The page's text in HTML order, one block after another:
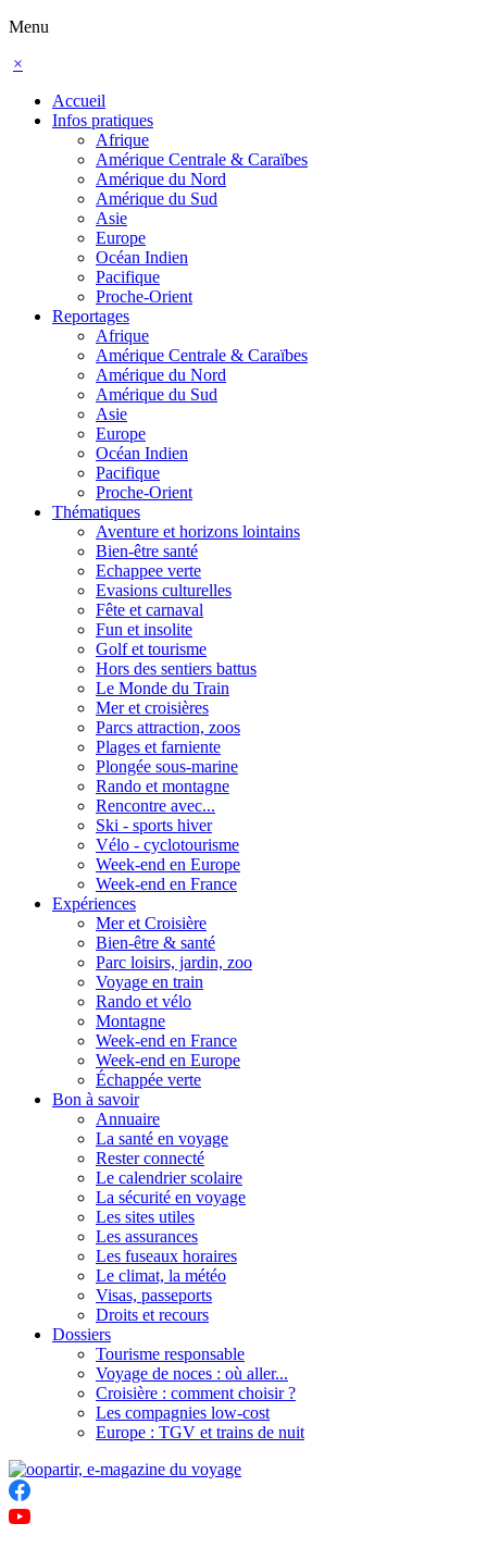
Menu
×
Accueil
Infos pratiques
Afrique
Amérique Centrale & Caraïbes
Amérique du Nord
Amérique du Sud
Asie
Europe
Océan Indien
Pacifique
Proche-Orient
Reportages
Afrique
Amérique Centrale & Caraïbes
Amérique du Nord
Amérique du Sud
Asie
Europe
Océan Indien
Pacifique
Proche-Orient
Thématiques
Aventure et horizons lointains
Bien-être santé
Echappee verte
Evasions culturelles
Fête et carnaval
Fun et insolite
Golf et tourisme
Hors des sentiers battus
Le Monde du Train
Mer et croisières
Parcs attraction, zoos
Plages et farniente
Plongée sous-marine
Rando et montagne
Rencontre avec...
Ski - sports hiver
Vélo - cyclotourisme
Week-end en Europe
Week-end en France
Expériences
Mer et Croisière
Bien-être & santé
Parc loisirs, jardin, zoo
Voyage en train
Rando et vélo
Montagne
Week-end en France
Week-end en Europe
Échappée verte
Bon à savoir
Annuaire
La santé en voyage
Rester connecté
Le calendrier scolaire
La sécurité en voyage
Les sites utiles
Les assurances
Les fuseaux horaires
Le climat, la météo
Visas, passeports
Droits et recours
Dossiers
Tourisme responsable
Voyage de noces : où aller...
Croisière : comment choisir ?
Les compagnies low-cost
Europe : TGV et trains de nuit